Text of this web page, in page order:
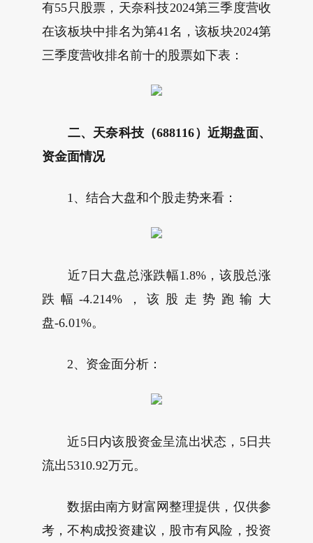
有55只股票，天奈科技2024第三季度营收
在该板块中排名为第41名，该板块2024第
三季度营收排名前十的股票如下表：
二、天奈科技（688116）近期盘面、
资金面情况
1、结合大盘和个股走势来看：
近7日大盘总涨跌幅1.8%，该股总涨
跌幅-4.214%，该股走势跑输大
盘-6.01%。
2、资金面分析：
近5日内该股资金呈流出状态，5日共
流出5310.92万元。
数据由南方财富网整理提供，仅供参
考，不构成投资建议，股市有风险，投资